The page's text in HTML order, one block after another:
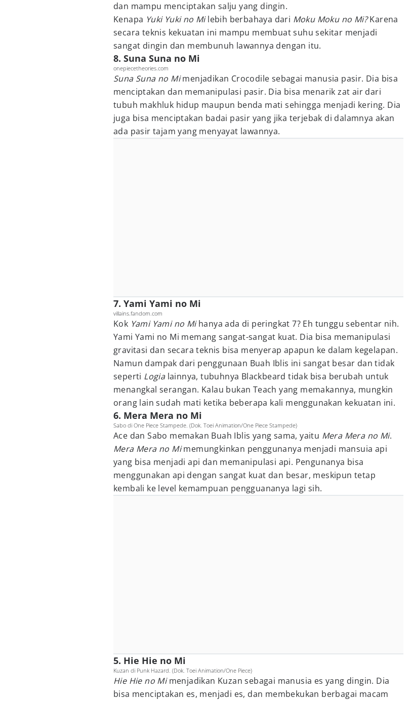
dan mampu menciptakan salju yang dingin.
Kenapa Yuki Yuki no Milebih berbahaya dari Moku Moku no Mi?Karena
secara teknis kekuatan ini mampu membuat suhu sekitar menjadi
sangat dingin dan membunuh lawannya dengan itu.
8. Suna Suna no Mi
onepiecetheories.com
Suna Suna no Mimenjadikan Crocodile sebagai manusia pasir. Dia bisa
menciptakan dan memanipulasi pasir. Dia bisa menarik zat air dari
tubuh makhluk hidup maupun benda mati sehingga menjadi kering. Dia
juga bisa menciptakan badai pasir yang jika terjebak di dalamnya akan
ada pasir tajam yang menyayat lawannya.
7. Yami Yami no Mi
villains.fandom.com
Kok Yami Yami no Mihanya ada di peringkat 7? Eh tunggu sebentar nih.
Yami Yami no Mi memang sangat-sangat kuat. Dia bisa memanipulasi
gravitasi dan secara teknis bisa menyerap apapun ke dalam kegelapan.
Namun dampak dari penggunaan Buah Iblis ini sangat besar dan tidak
seperti Logialainnya, tubuhnya Blackbeard tidak bisa berubah untuk
menangkal serangan. Kalau bukan Teach yang memakannya, mungkin
orang lain sudah mati ketika beberapa kali menggunakan kekuatan ini.
6. Mera Mera no Mi
Sabo di One Piece Stampede. (Dok. Toei Animation/One Piece Stampede)
Ace dan Sabo memakan Buah Iblis yang sama, yaitu Mera Mera no Mi.
Mera Mera no Mimemungkinkan penggunanya menjadi mansuia api
yang bisa menjadi api dan memanipulasi api. Pengunanya bisa
menggunakan api dengan sangat kuat dan besar, meskipun tetap
kembali ke level kemampuan pengguananya lagi sih.
5. Hie Hie no Mi
Kuzan di Punk Hazard. (Dok. Toei Animation/One Piece)
Hie Hie no Mimenjadikan Kuzan sebagai manusia es yang dingin. Dia
bisa menciptakan es, menjadi es, dan membekukan berbagai macam